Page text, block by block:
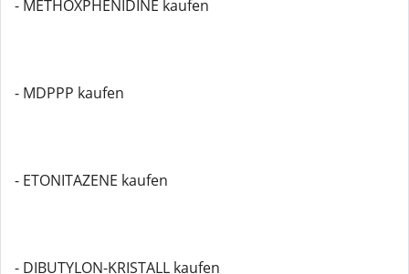
- METHOXPHENIDINE kaufen
- MDPPP kaufen
- ETONITAZENE kaufen
- DIBUTYLON-KRISTALL kaufen